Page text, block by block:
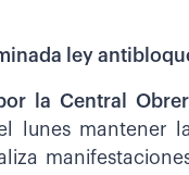
ley
la Central
lunes mantener